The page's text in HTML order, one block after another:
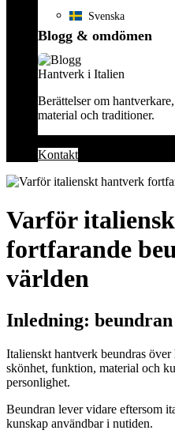
Svenska
Blogg & omdömen
Hantverk i Italien
Berättelser om hantverkare,
material och traditioner.
Kontakt
Varför
fortfarande
världen
Inledning:
Italienskt hantverk beundras
skönhet, funktion, material och
personlighet.
Beundran lever vidare eftersom
kunskap användbar i nutiden.